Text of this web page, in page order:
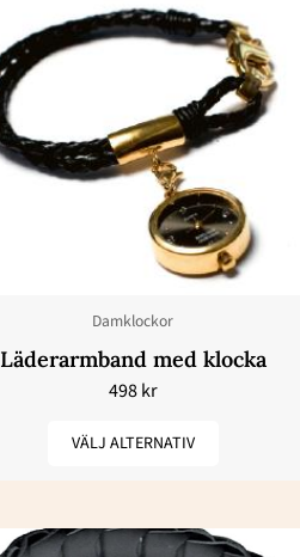
Damklockor
Läderarmband med klocka
498kr
VÄLJ ALTERNATIV
här
produkten
flera
varianter.
olika
alternativen
väljas
på
produktsidan